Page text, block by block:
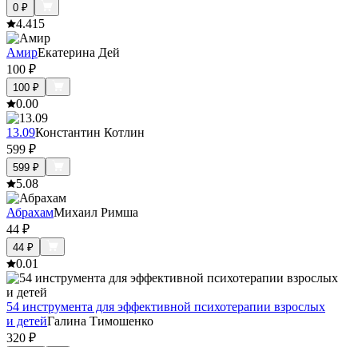
0 ₽
4.415
АмирЕкатерина Дей
100 ₽
100 ₽
0.00
13.09Константин Котлин
599 ₽
599 ₽
5.08
АбрахамМихаил Римша
44 ₽
44 ₽
0.01
54 инструмента для эффективной психотерапии взрослых
и детейГалина Тимошенко
320 ₽